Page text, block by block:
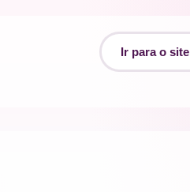
Ir para o